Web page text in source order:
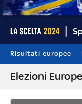
Risultati europee
Elezioni